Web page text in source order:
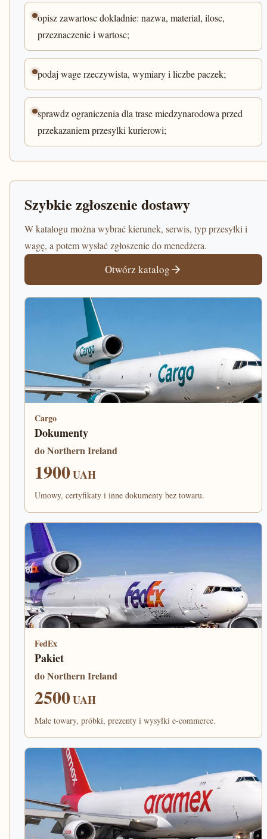
opisz zawartosc dokladnie: nazwa, material, ilosc,
przeznaczenie i wartosc;
podaj wage rzeczywista, wymiary i liczbe paczek;
sprawdz ograniczenia dla trase miedzynarodowa przed
przekazaniem przesylki kurierowi;
Szybkie zgłoszenie dostawy
W katalogu można wybrać kierunek, serwis, typ przesyłki i
wagę, a potem wysłać zgłoszenie do menedżera.
Otwórz katalog
Cargo
Dokumenty
do Northern Ireland
1900UAH
Umowy, certyfikaty i inne dokumenty bez towaru.
FedEx
Pakiet
do Northern Ireland
2500UAH
Małe towary, próbki, prezenty i wysyłki e-commerce.